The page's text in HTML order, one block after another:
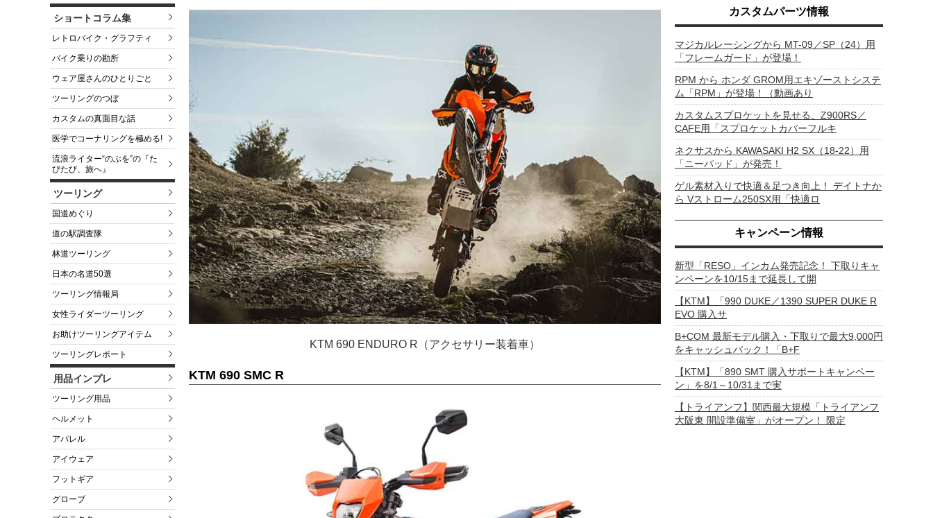
ショートコラム集
レトロバイク・グラフティ
バイク乗りの勘所
ウェア屋さんのひとりごと
ツーリングのつぼ
カスタムの真面目な話
医学でコーナリングを極める!
流浪ライター“のぶを”の『た
びたび、旅へ』
ツーリング
国道めぐり
道の駅調査隊
林道ツーリング
日本の名道50選
ツーリング情報局
女性ライダーツーリング
お助けツーリングアイテム
ツーリングレポート
用品インプレ
ツーリング用品
ヘルメット
アパレル
アイウェア
フットギア
グローブ
KTM 690 ENDURO R（アクセサリー装着車）
KTM 690 SMC R
カスタムパーツ情報
マジカルレーシングから MT-09／SP（24）用
「フレームガード」が登場！
RPM から ホンダ GROM用エキゾーストシステ
ム「RPM」が登場！（動画あり
カスタムスプロケットを見せる、Z900RS／
CAFE用「スプロケットカバーフルキ
ネクサスから KAWASAKI H2 SX（18-22）用
「ニーパッド」が発売！
ゲル素材入りで快適＆足つき向上！ デイトナか
ら Vストローム250SX用「快適ロ
キャンペーン情報
新型「RESO」インカム発売記念！ 下取りキャ
ンペーンを10/15まで延長して開
【KTM】「990 DUKE／1390 SUPER DUKE R
EVO 購入サ
B+COM 最新モデル購入・下取りで最大9,000円
をキャッシュバック！「B+F
【KTM】「890 SMT 購入サポートキャンペー
ン」を8/1～10/31まで実
【トライアンフ】関西最大規模「トライアンフ
大阪東 開設準備室」がオープン！ 限定